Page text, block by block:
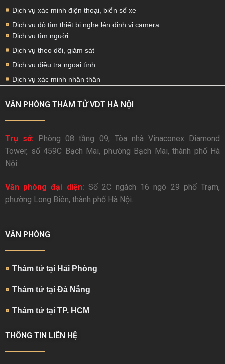
Dịch vụ xác minh điện thoại, biển số xe
Dịch vụ dò tìm thiết bị nghe lén định vị camera
Dịch vụ tìm người
Dịch vụ theo dõi, giám sát
Dịch vụ điều tra ngoại tình
Dịch vụ xác minh nhân thân
VĂN PHÒNG THÁM TỬ VDT HÀ NỘI
Trụ sở: Phòng 08 tầng 09, Tòa nhà Vinaconex Diamond
Tower, số 459C Bạch Mai, phường Bạch Mai, thành phố Hà
Nội.
Văn phòng đại diện: Số 2C ngách 16 ngõ 29 phố Trạm,
phường Long Biên, thành phố Hà Nội.
VĂN PHÒNG
Thám tử tại Hải Phòng
Thám tử tại Đà Nẵng
Thám tử tại TP. HCM
THÔNG TIN LIÊN HỆ